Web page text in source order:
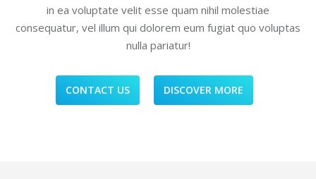
in ea voluptate velit esse quam nihil molestiae
consequatur, vel illum qui dolorem eum fugiat quo voluptas
nulla pariatur!
CONTACT US DISCOVER MORE